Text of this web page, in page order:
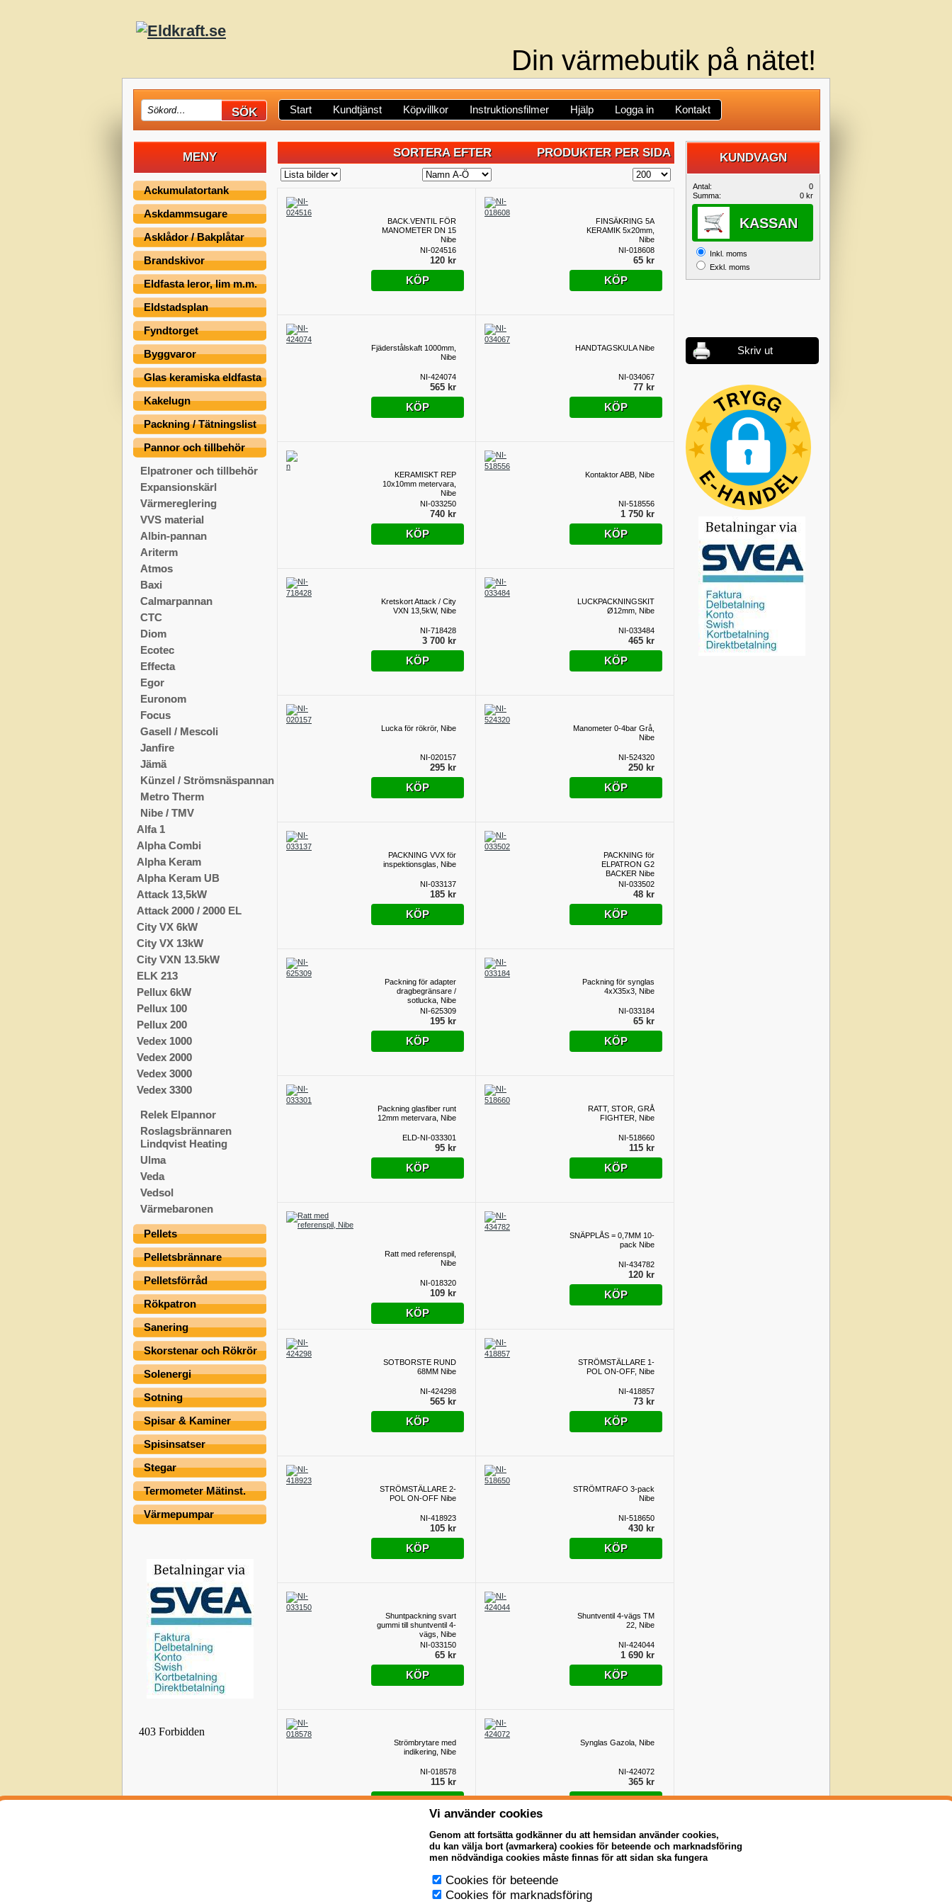
Din värmebutik på nätet!
Start Kundtjänst Köpvillkor Instruktionsfilmer Hjälp Logga in Kontakt
MENY
Ackumulatortank
Askdammsugare
Asklådor / Bakplåtar
Brandskivor
Eldfasta leror, lim m.m.
Eldstadsplan
Fyndtorget
Byggvaror
Glas keramiska eldfasta
Kakelugn
Packning / Tätningslist
Pannor och tillbehör
Elpatroner och tillbehör
Expansionskärl
Värmereglering
VVS material
Albin-pannan
Ariterm
Atmos
Baxi
Calmarpannan
CTC
Diom
Ecotec
Effecta
Egor
Euronom
Focus
Gasell / Mescoli
Janfire
Jämä
Künzel / Strömsnäspannan
Metro Therm
Nibe / TMV
Alfa 1
Alpha Combi
Alpha Keram
Alpha Keram UB
Attack 13,5kW
Attack 2000 / 2000 EL
City VX 6kW
City VX 13kW
City VXN 13.5kW
ELK 213
Pellux 6kW
Pellux 100
Pellux 200
Vedex 1000
Vedex 2000
Vedex 3000
Vedex 3300
Relek Elpannor
Roslagsbrännaren
Lindqvist Heating
Ulma
Veda
Vedsol
Värmebaronen
Pellets
Pelletsbrännare
Pelletsförråd
Rökpatron
Sanering
Skorstenar och Rökrör
Solenergi
Sotning
Spisar & Kaminer
Spisinsatser
Stegar
Termometer Mätinst.
Värmepumpar
KUNDVAGN
KUNDVAGN
Antal:
0
Summa:
0 kr
KASSAN
Inkl. moms
Exkl. moms
Skriv ut
SORTERA EFTER PRODUKTER PER SIDA
BACK.VENTIL FÖR
MANOMETER DN 15
Nibe
NI-024516
120 kr
KÖP
FINSÄKRING 5A
KERAMIK 5x20mm,
Nibe
NI-018608
65 kr
KÖP
Fjäderstålskaft 1000mm,
Nibe
NI-424074
565 kr
KÖP
HANDTAGSKULA Nibe
NI-034067
77 kr
KÖP
KERAMISKT REP
10x10mm metervara,
Nibe
NI-033250
740 kr
KÖP
Kontaktor ABB, Nibe
NI-518556
1 750 kr
KÖP
Kretskort Attack / City
VXN 13,5kW, Nibe
NI-718428
3 700 kr
KÖP
LUCKPACKNINGSKIT
Ø12mm, Nibe
NI-033484
465 kr
KÖP
Lucka för rökrör, Nibe
NI-020157
295 kr
KÖP
Manometer 0-4bar Grå,
Nibe
NI-524320
250 kr
KÖP
PACKNING VVX för
inspektionsglas, Nibe
NI-033137
185 kr
KÖP
PACKNING för
ELPATRON G2
BACKER Nibe
NI-033502
48 kr
KÖP
Packning för adapter
dragbegränsare /
sotlucka, Nibe
NI-625309
195 kr
KÖP
Packning för synglas
4xX35x3, Nibe
NI-033184
65 kr
KÖP
Packning glasfiber runt
12mm metervara, Nibe
ELD-NI-033301
95 kr
KÖP
RATT, STOR, GRÅ
FIGHTER, Nibe
NI-518660
115 kr
KÖP
Ratt med referenspil,
Nibe
NI-018320
109 kr
KÖP
SNÄPPLÅS = 0,7MM 10-
pack Nibe
NI-434782
120 kr
KÖP
SOTBORSTE RUND
68MM Nibe
NI-424298
565 kr
KÖP
STRÖMSTÄLLARE 1-
POL ON-OFF, Nibe
NI-418857
73 kr
KÖP
STRÖMSTÄLLARE 2-
POL ON-OFF Nibe
NI-418923
105 kr
KÖP
STRÖMTRAFO 3-pack
Nibe
NI-518650
430 kr
KÖP
Shuntpackning svart
gummi till shuntventil 4-
vägs, Nibe
NI-033150
65 kr
KÖP
Shuntventil 4-vägs TM
22, Nibe
NI-424044
1 690 kr
KÖP
Strömbrytare med
indikering, Nibe
NI-018578
115 kr
KÖP
Synglas Gazola, Nibe
NI-424072
365 kr
KÖP
120GR RES.D
NI-918338
Vi använder cookies
Genom att fortsätta godkänner du att hemsidan använder cookies,
du kan välja bort (avmarkera) cookies för beteende och marknadsföring
men nödvändiga cookies måste finnas för att sidan ska fungera
Cookies för beteende
Cookies för marknadsföring